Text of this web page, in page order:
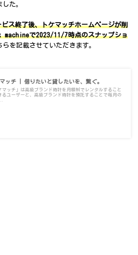
た。
ス終了後、トケマッチホームページが削
machineで2023/11/7時点のスナップショ
らを記載させていただきます。
マッチ | 借りたいと貸したいを、繋ぐ。
マッチ」は高級ブランド時計を月額制でレンタルすること
るユーザーと、高級ブランド時計を預託することで毎月の